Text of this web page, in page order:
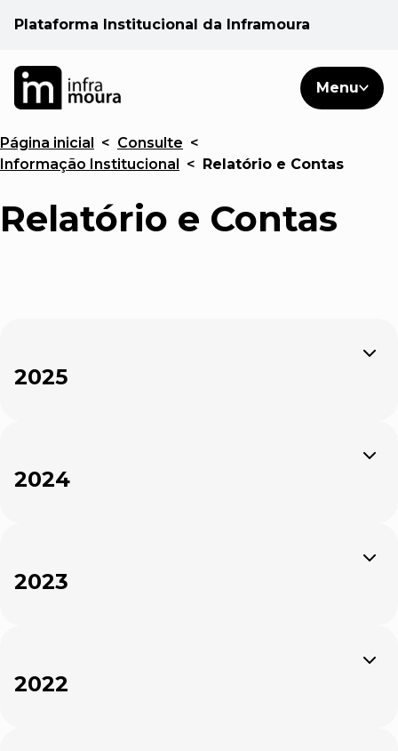
Plataforma Institucional da Inframoura
Menu
Pesquisar
Áreas de atuação
Cliente
PT
Página inicial < Consulte <
Informação Institucional < Relatório e Contas
Relatório e Contas
Expandir
2025
Expandir
2024
Expandir
2023
Expandir
2022